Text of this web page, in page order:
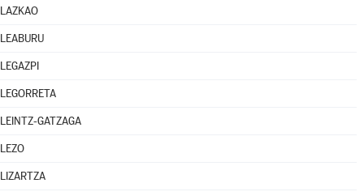
LAZKAO
LEABURU
LEGAZPI
LEGORRETA
LEINTZ-GATZAGA
LEZO
LIZARTZA